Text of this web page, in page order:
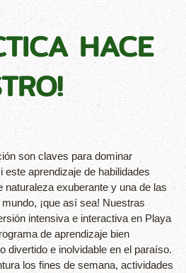
HACE
son claves para dominar
este aprendizaje de habilidades
naturaleza exuberante y una de las
¡que así sea! Nuestras
intensiva e interactiva en Playa
de aprendizaje bien
divertido e inolvidable en el paraíso.
los fines de semana, actividades